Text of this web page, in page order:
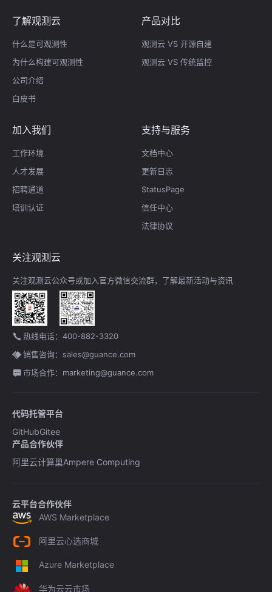
了解观测云
什么是可观测性
为什么构建可观测性
公司介绍
白皮书
产品对比
观测云 VS 开源自建
观测云 VS 传统监控
加入我们
工作环境
人才发展
招聘通道
培训认证
支持与服务
文档中心
更新日志
StatusPage
信任中心
法律协议
关注观测云
关注观测云公众号或加入官方微信交流群，了解最新活动与资讯
热线电话：400-882-3320
销售咨询：sales@guance.com
市场合作：marketing@guance.com
代码托管平台
GitHubGitee
产品合作伙伴
阿里云计算巢Ampere Computing
云平台合作伙伴
AWS Marketplace
阿里云心选商城
Azure Marketplace
华为云云市场